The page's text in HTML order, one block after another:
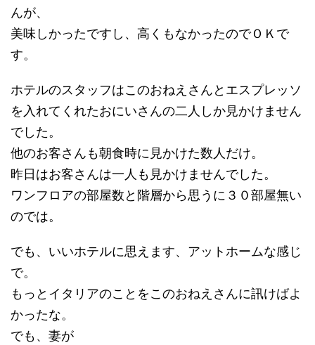
んが、
美味しかったですし、高くもなかったのでＯＫで
す。
ホテルのスタッフはこのおねえさんとエスプレッソ
を入れてくれたおにいさんの二人しか見かけません
でした。
他のお客さんも朝食時に見かけた数人だけ。
昨日はお客さんは一人も見かけませんでした。
ワンフロアの部屋数と階層から思うに３０部屋無い
のでは。
でも、いいホテルに思えます、アットホームな感じ
で。
もっとイタリアのことをこのおねえさんに訊けばよ
かったな。
でも、妻が